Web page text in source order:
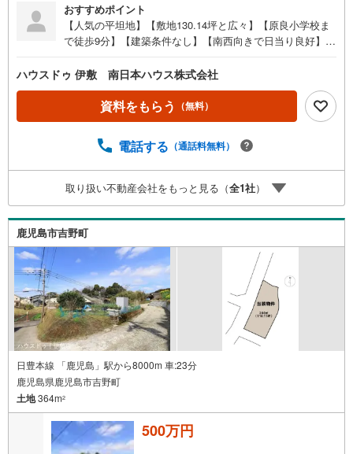
おすすめポイント
【人気の平坦地】【敷地130.14坪と広々】【原良小学校ま
で徒歩9分】【建築条件なし】【南西向きで日当り良好】・
●・原良小学校まで徒歩9分（約650m）・城西中学校まで徒
歩13分（約1000m）・鹿児島原良郵便局まで徒歩3分（約2
10m）・セブンイレブン鹿児島原良店まで徒歩7分（約530
m）・鹿児島相互信用金庫原良支店まで徒歩7分（約540
城西店まで徒歩9分（約690m）・鹿児島銀行城西支店まで
タイヨー原良店まで徒歩11分（約820m） 住宅ローンのご
相談も承ります！お気軽にご相談ください
ハウスドゥ 伊敷 南日本ハウス株式会社
資料をもらう （無料）
電話する （通話料無料）
取り扱い不動産会社をもっと見る（全1社）
鹿児島市吉野町
日豊本線 「鹿児島」駅から8000m 車:23分
鹿児島県鹿児島市吉野町
土地364m2
500万円